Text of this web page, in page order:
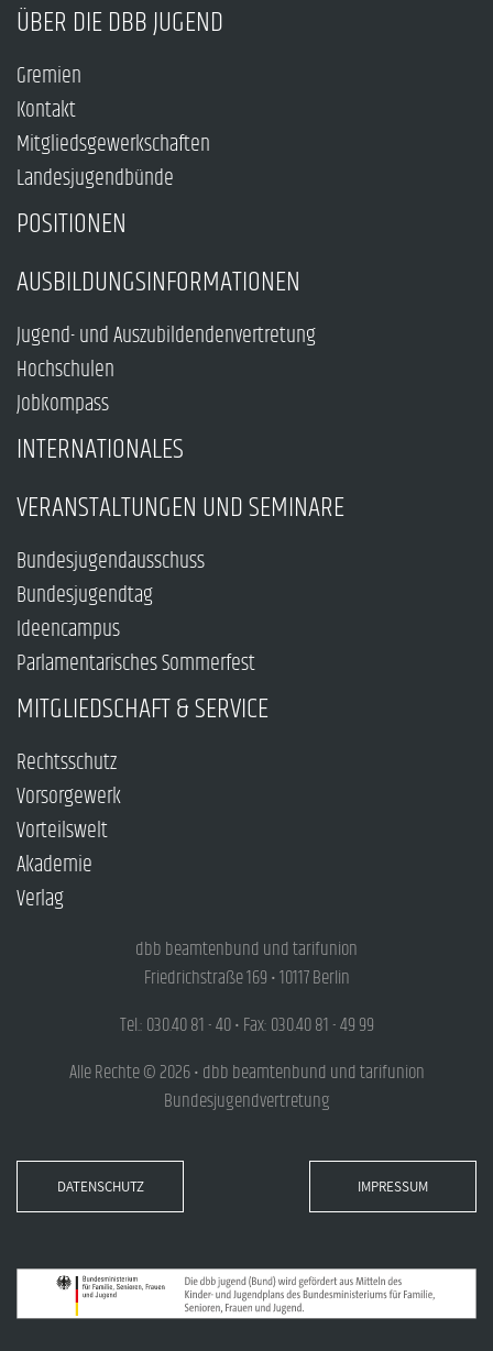
ÜBER DIE DBB JUGEND
Gremien
Kontakt
Mitgliedsgewerkschaften
Landesjugendbünde
POSITIONEN
AUSBILDUNGSINFORMATIONEN
Jugend- und Auszubildendenvertretung
Hochschulen
Jobkompass
INTERNATIONALES
VERANSTALTUNGEN UND SEMINARE
Bundesjugendausschuss
Bundesjugendtag
Ideencampus
Parlamentarisches Sommerfest
MITGLIEDSCHAFT & SERVICE
Rechtsschutz
Vorsorgewerk
Vorteilswelt
Akademie
Verlag
dbb beamtenbund und tarifunion
Friedrichstraße 169 • 10117 Berlin
Tel.: 030.40 81 - 40 • Fax: 030.40 81 - 49 99
Alle Rechte © 2026 • dbb beamtenbund und tarifunion
Bundesjugendvertretung
DATENSCHUTZ IMPRESSUM